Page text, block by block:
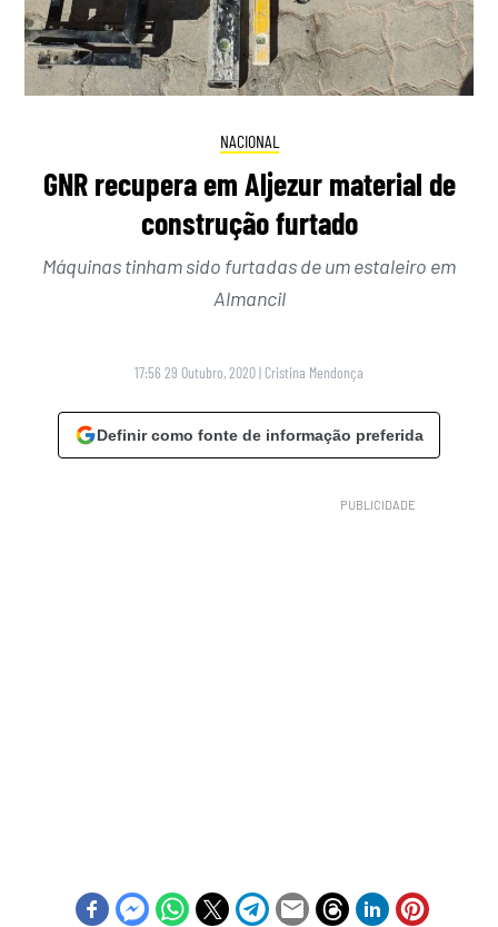
NACIONAL
GNR recupera em Aljezur material de
construção furtado
Máquinas tinham sido furtadas de um estaleiro em
Almancil
17:56 29 Outubro, 2020| Cristina Mendonça
Definir como fonte de informação preferida